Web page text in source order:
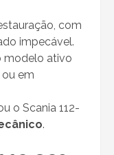
com
impecável.
modelo ativo
em
o Scania 112-
.